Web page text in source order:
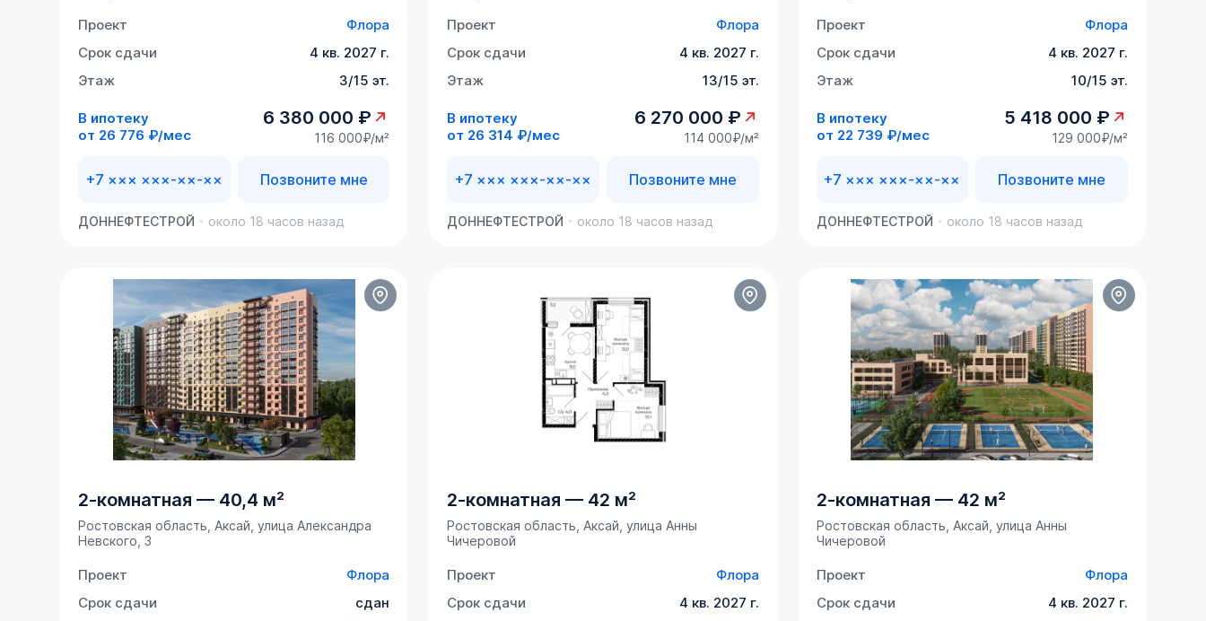
Проект
Флора
Срок сдачи
4 кв. 2027 г.
Этаж
3/15 эт.
В ипотеку
от 26 776 ₽/мес
6 380 000 ₽
116 000₽/м²
+7 ××× ×××-××-×× Позвоните мне
ДОННЕФТЕСТРОЙ около 18 часов назад
Проект
Флора
Срок сдачи
4 кв. 2027 г.
Этаж
13/15 эт.
В ипотеку
от 26 314 ₽/мес
6 270 000 ₽
114 000₽/м²
+7 ××× ×××-××-×× Позвоните мне
ДОННЕФТЕСТРОЙ около 18 часов назад
Проект
Флора
Срок сдачи
4 кв. 2027 г.
Этаж
10/15 эт.
В ипотеку
от 22 739 ₽/мес
5 418 000 ₽
129 000₽/м²
+7 ××× ×××-××-×× Позвоните мне
ДОННЕФТЕСТРОЙ около 18 часов назад
2-комнатная — 40,4 м²
Ростовская область, Аксай, улица Александра
Невского, 3
Проект
Флора
Срок сдачи
сдан
2-комнатная — 42 м²
Ростовская область, Аксай, улица Анны
Чичеровой
Проект
Флора
Срок сдачи
4 кв. 2027 г.
2-комнатная — 42 м²
Ростовская область, Аксай, улица Анны
Чичеровой
Проект
Флора
Срок сдачи
4 кв. 2027 г.